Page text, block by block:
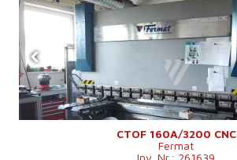
‹
CTOF 160A/3200 CNC
Fermat
Inv. Nr.: 261639